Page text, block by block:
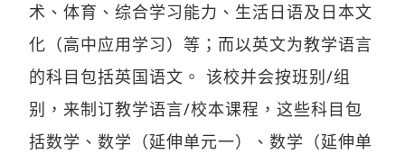
术、体育、综合学习能力、生活日语及日本文
化（高中应用学习）等；而以英文为教学语言
的科目包括英国语文。 该校并会按班别/组
别，来制订教学语言/校本课程，这些科目包
括数学、数学（延伸单元一）、数学（延伸单